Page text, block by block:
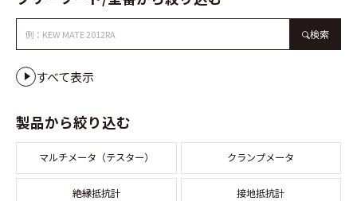
検索
すべて表示
製品から絞り込む
マルチメータ（テスター） クランプメータ
絶縁抵抗計 接地抵抗計